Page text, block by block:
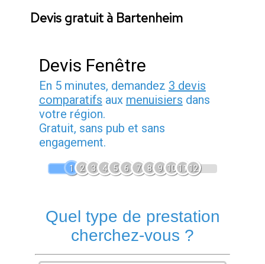
Devis gratuit à Bartenheim
Devis Fenêtre
En 5 minutes, demandez 3 devis
comparatifs aux menuisiers dans
votre région.
Gratuit, sans pub et sans
engagement.
1 2 3 4 5 6 7 8 9 1011 12
Quel type de prestation
cherchez-vous ?